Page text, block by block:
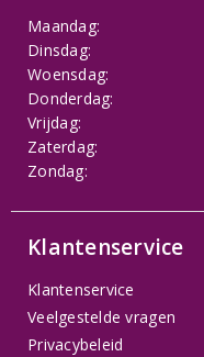
Maandag:
Dinsdag:
Woensdag:
Donderdag:
Vrijdag:
Zaterdag:
Zondag:
Klantenservice
Klantenservice
Veelgestelde vragen
Privacybeleid